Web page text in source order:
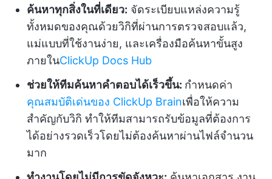
ค้นหาทุกสิ่งในที่เดียว: จัดระเบียบแหล่งความรู้
ทั้งหมดของคุณด้วยวิกิที่ผ่านการตรวจสอบแล้ว,
แม่แบบที่ใช้งานง่าย, และเครื่องมือค้นหาขั้นสูง
ภายในClickUp Docs Hub
ช่วยให้ทีมค้นหาคำตอบได้เร็วขึ้น: กำหนดค่า
คุณสมบัติเด่นของ ClickUp Brainเพื่อให้ความ
สำคัญกับวิกิ ทำให้ทีมสามารถรับข้อมูลที่ต้องการ
ได้อย่างรวดเร็วโดยไม่ต้องค้นหาผ่านไฟล์จำนวน
มาก